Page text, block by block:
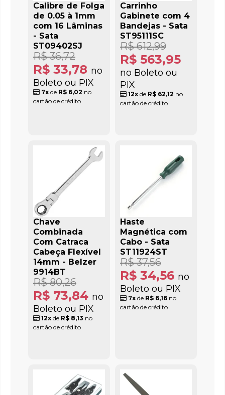
Calibre de Folga
de 0.05 à 1mm
com 16 Lâminas
- Sata
ST09402SJ
R$ 33,78 no
Boleto ou PIX
R$ 36,72
7x de R$ 6,02 no
cartão de crédito
Carrinho
Gabinete com 4
Bandejas - Sata
ST95111SC
R$ 563,95
no Boleto ou
PIX
R$ 612,99
12xde R$ 62,12 no
cartão de crédito
Chave
Combinada
Com Catraca
Cabeça Flexível
14mm - Belzer
9914BT
R$ 73,84 no
Boleto ou PIX
R$ 80,26
12x de R$ 8,13 no
cartão de crédito
Haste
Magnética com
Cabo - Sata
ST11924ST
R$ 34,56 no
Boleto ou PIX
R$ 37,56
7xde R$ 6,16no
cartão de crédito